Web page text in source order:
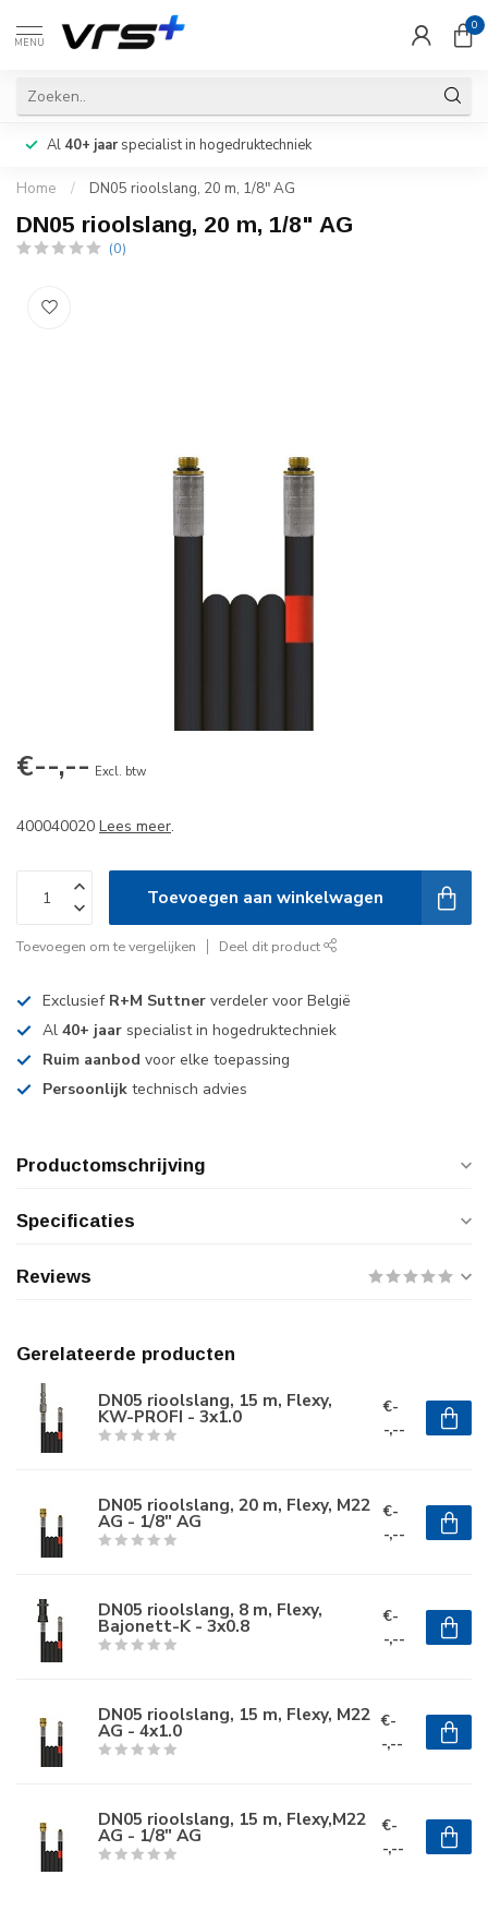
MENU
0
Al 40+ jaarspecialist in hogedruktechniek
Home / DN05 rioolslang, 20 m, 1/8" AG
DN05 rioolslang, 20 m, 1/8" AG
(0)
€--,-- Excl. btw
400040020 Lees meer.
Toevoegen aan winkelwagen
Toevoegen om te vergelijken Deel dit product
Exclusief R+M Suttner verdeler voor België
Al 40+ jaar specialist in hogedruktechniek
Ruim aanbod voor elke toepassing
Persoonlijk technisch advies
Productomschrijving
Specificaties
Reviews
Gerelateerde producten
DN05 rioolslang, 15 m, Flexy,
KW-PROFI - 3x1.0
€-
-,--
DN05 rioolslang, 20 m, Flexy, M22
AG - 1/8" AG
€-
-,--
DN05 rioolslang, 8 m, Flexy,
Bajonett-K - 3x0.8
€-
-,--
DN05 rioolslang, 15 m, Flexy, M22
AG - 4x1.0
€-
-,--
DN05 rioolslang, 15 m, Flexy,M22
AG - 1/8" AG
€-
-,--